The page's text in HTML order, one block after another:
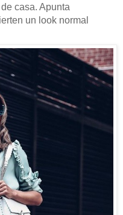
casa. Apunta
un look normal